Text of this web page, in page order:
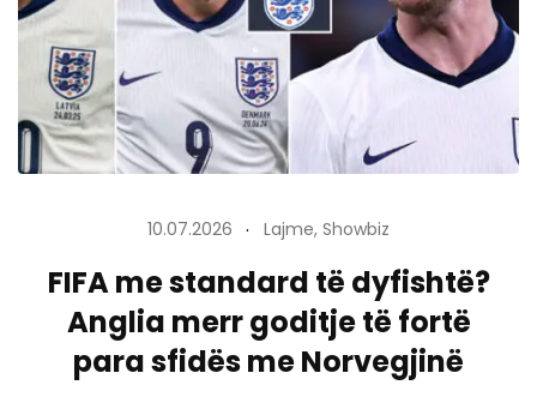
10.07.2026 Lajme, Showbiz
FIFA me standard të dyfishtë?
Anglia merr goditje të fortë
para sfidës me Norvegjinë